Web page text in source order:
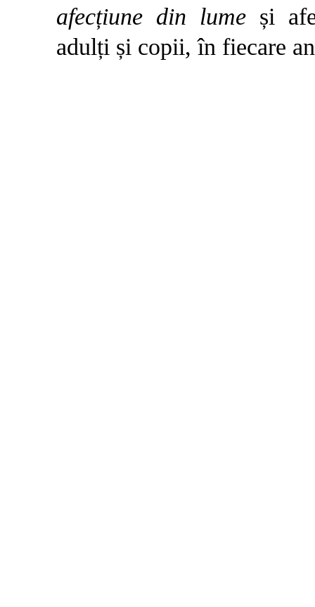
afecțiune din lume și
adulți și copii, în fiecare